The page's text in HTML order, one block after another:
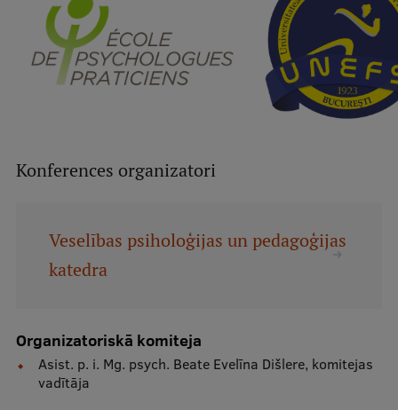
Konferences organizatori
Veselības psiholoģijas un pedagoģijas
katedra
Organizatoriskā komiteja
Asist. p. i. Mg. psych. Beate Evelīna Dišlere, komitejas
vadītāja